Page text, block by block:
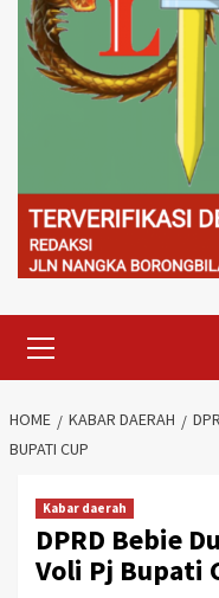
Menu
HOME KABAR DAERAH
BUPATI CUP
Kabar daerah
DPRD Bebie
Voli Pj Bupati